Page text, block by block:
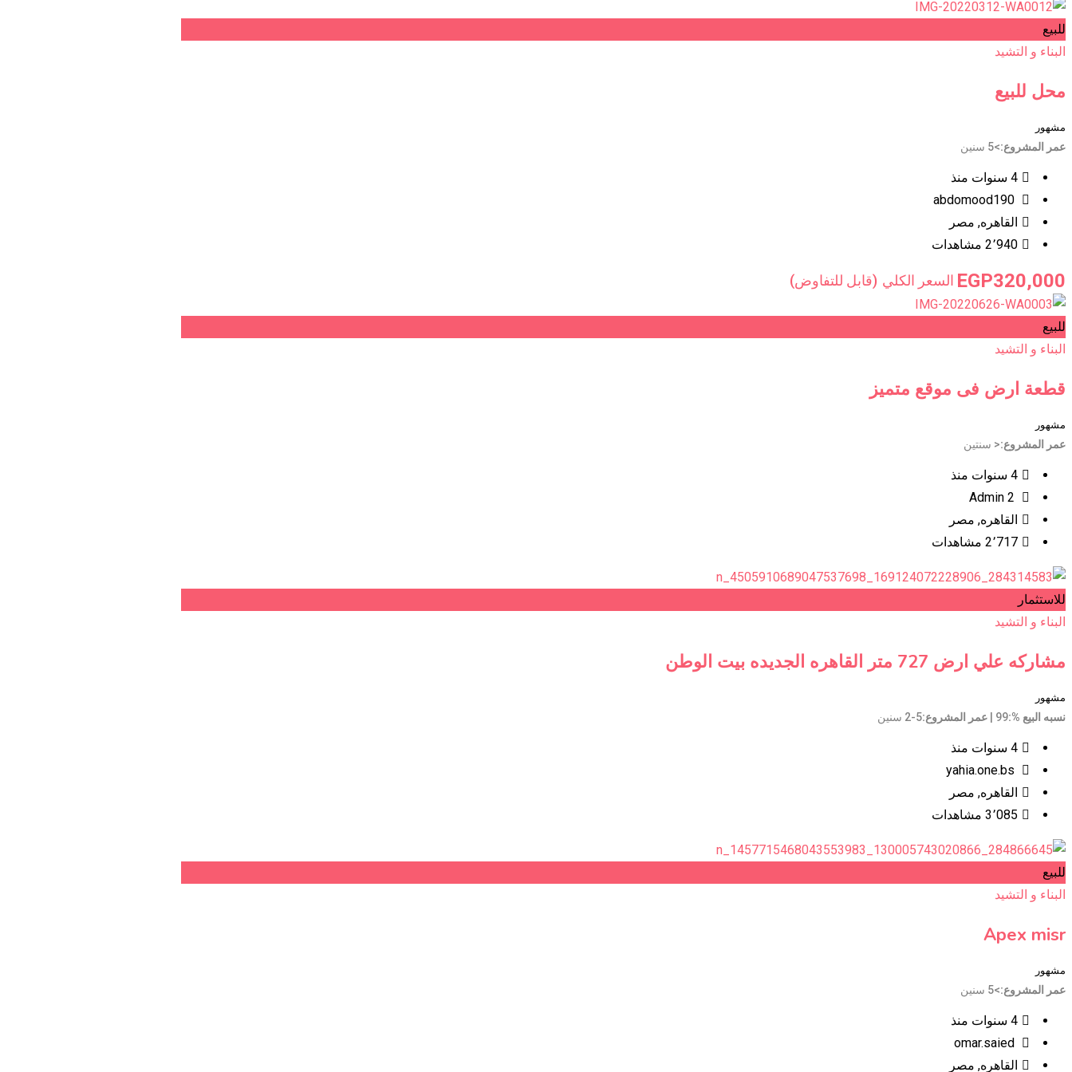
للبيع
البناء و التشيد
محل للبيع
مشهور
عمر المشروع >5 سنين
4 سنوات منذ
القاهره, مصر
2٬940 مشاهدات
EGP320,000 السعر الكلي (قابل للتفاوض)
للبيع
البناء و التشيد
قطعة ارض فى موقع متميز
مشهور
عمر المشروع < سنتين
4 سنوات منذ
القاهره, مصر
2٬717 مشاهدات
للاستثمار
البناء و التشيد
مشاركه علي ارض 727 متر القاهره الجديده بيت الوطن
مشهور
نسبه البيع % 99 عمر المشروع 2-5 سنين
4 سنوات منذ
القاهره, مصر
3٬085 مشاهدات
للبيع
البناء و التشيد
Apex misr
مشهور
عمر المشروع >5 سنين
4 سنوات منذ
القاهره, مصر